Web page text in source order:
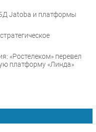
Jatoba и платформы
«Ростелеком» перевел
платформу «Линда»